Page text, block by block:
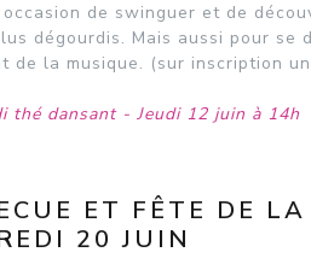
de swinguer et de
dégourdis. Mais aussi pour
de la musique. (sur inscription
thé dansant - Jeudi 12 juin à 14h
ET FÊTE DE
20 JUIN